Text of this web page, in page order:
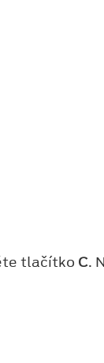
tlačítko C.